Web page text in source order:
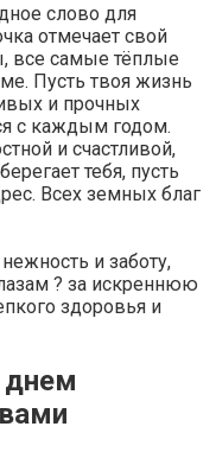
слово для
отмечает свой
все самые тёплые
Пусть твоя жизнь
и прочных
с каждым годом.
и счастливой,
тебя, пусть
Всех земных благ
и заботу,
? за искреннюю
здоровья и
днем